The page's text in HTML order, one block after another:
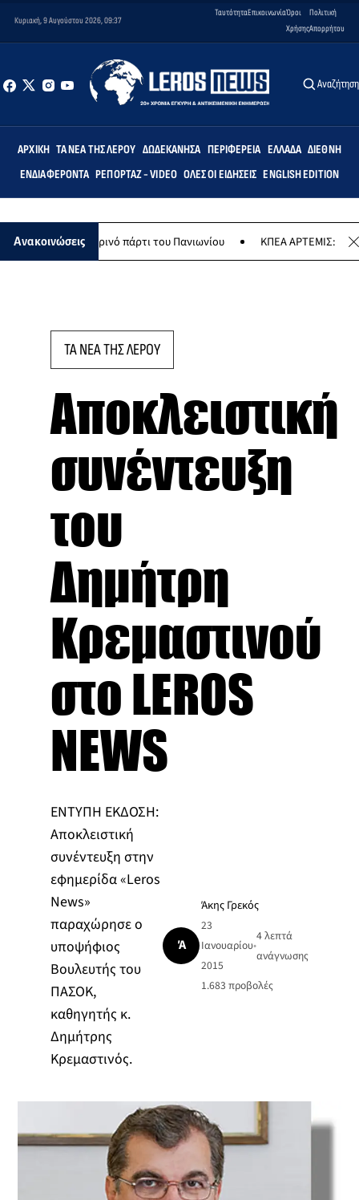
Κυριακή, 9 Αυγούστου 2026, 09:37
ΤαυτότηταΕπικοινωνίαΌροι
Χρήσης
Πολιτική
Απορρήτου
Αναζήτηση
ΑΡΧΙΚΉ ΤΑ ΝΈΑ ΤΗΣ ΛΈΡΟΥ ΔΩΔΕΚΆΝΗΣΑ ΠΕΡΙΦΈΡΕΙΑ ΕΛΛΆΔΑ ΔΙΕΘΝΉ
ΕΝΔΙΑΦΈΡΟΝΤΑ ΡΕΠΟΡΤΆΖ - VIDEO ΌΛΕΣ ΟΙ ΕΙΔΉΣΕΙΣ ENGLISH EDITION
Ανακοινώσεις
καλοκαιρινό πάρτι του Πανιωνίου ΚΠΕΑ ΑΡΤΕΜΙΣ: Το
ΤΑ ΝΕΑ ΤΗΣ ΛΕΡΟΥ
Αποκλειστική
συνέντευξη
του
Δημήτρη
Κρεμαστινού
στο LEROS
NEWS
ΕΝΤΥΠΗ ΕΚΔΟΣΗ:
Αποκλειστική
συνέντευξη στην
εφημερίδα «Leros
News»
παραχώρησε ο
υποψήφιος
Βουλευτής του
ΠΑΣΟΚ,
καθηγητής κ.
Δημήτρης
Κρεμαστινός.
Ά
Άκης Γρεκός
23
Ιανουαρίου
2015
•
4 λεπτά
ανάγνωσης
1.683 προβολές